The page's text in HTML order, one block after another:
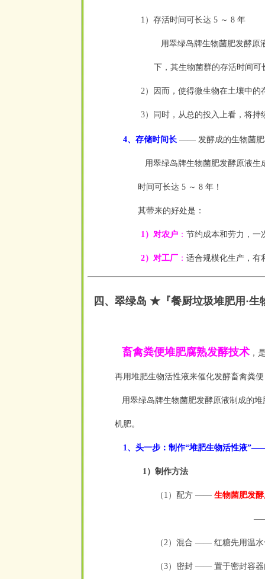
1）存活时间可长达 5 ～ 8 年
用翠绿岛牌生物菌肥发酵原
下，其生物菌群的存活时间可
2）因而，使得微生物在土壤中
3）同时，从总的投入上看，将
4、存储时间长 —— 发酵成的生物菌
用翠绿岛牌生物菌肥发酵原液生
时间可长达 5 ～ 8 年！
其带来的好处是：
1）对农户 ： 节约成本和劳力，一
2）对工厂 ： 适合规模化生产，有
四、翠绿岛 ★『餐厨垃圾堆肥用 ·生
畜禽粪便堆肥腐熟发酵技术 ，
再用堆肥生物活性液来催化发酵畜禽粪
用翠绿岛牌生物菌肥发酵原液制成的
机肥。
1、头一步：制作“堆肥生物活性液
1）制作方法
（1）配方 —— 生物菌肥发
（2）混合 —— 红糖先用温
（3）密封 —— 置于密封容